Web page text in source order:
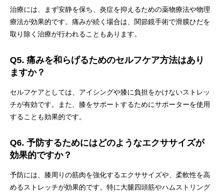
治療には、まず安静を保ち、炎症を抑えるための薬物療法や物理
療法が効果的です。痛みが続く場合は、関節鏡手術で滑膜ひだを
取り除く治療が行われることもあります。
Q5. 痛みを和らげるためのセルフケア方法はあり
ますか？
セルフケアとしては、アイシングや膝に負担をかけないストレッ
チが有効です。また、膝をサポートするためにサポーターを使用
することも効果的です。
Q6. 予防するためにはどのようなエクササイズが
効果的ですか？
予防には、膝周りの筋肉を強化するエクササイズや、柔軟性を高
めるストレッチが効果的です。特に大腿四頭筋やハムストリング